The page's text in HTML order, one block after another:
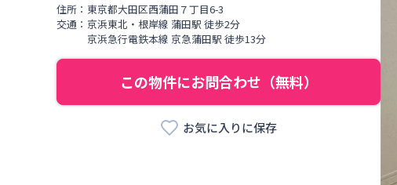
住所： 東京都大田区西蒲田 ７丁目6-3
交通： 京浜東北・根岸線 蒲田駅 徒歩2分
京浜急行電鉄本線 京急蒲田駅 徒歩13分
この物件にお問合わせ（無料）
お気に入りに保存